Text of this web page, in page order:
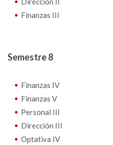
Finanzas III
Semestre 8
Finanzas IV
Finanzas V
Personal III
Dirección III
Optativa IV